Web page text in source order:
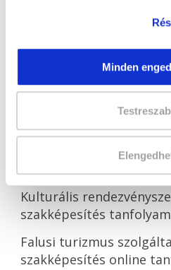
Minden
Vendéglátói és
tanfolyamaink
Kulturális
szakképesítés tanfolyam
Falusi turizmus
szakképesítés online